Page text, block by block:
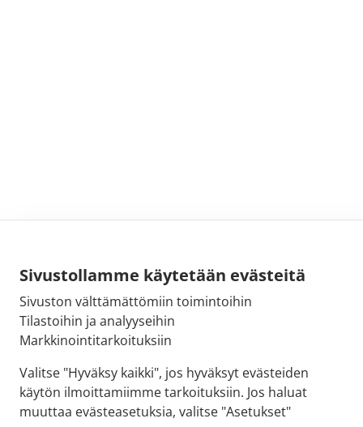
Sivustollamme käytetään evästeitä
Sivuston välttämättömiin toimintoihin
Tilastoihin ja analyyseihin
Markkinointitarkoituksiin
Valitse "Hyväksy kaikki", jos hyväksyt evästeiden
käytön ilmoittamiimme tarkoituksiin. Jos haluat
muuttaa evästeasetuksia, valitse "Asetukset"